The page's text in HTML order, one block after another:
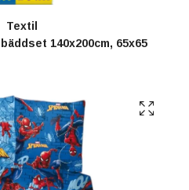
Textil
140x200cm, 65x65